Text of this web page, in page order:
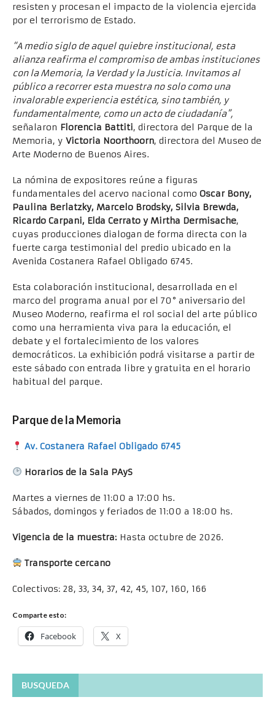
resisten y procesan el impacto de la violencia ejercida
por el terrorismo de Estado.
“A medio siglo de aquel quiebre institucional, esta
alianza reafirma el compromiso de ambas instituciones
con la Memoria, la Verdad y la Justicia. Invitamos al
público a recorrer esta muestra no solo como una
invalorable experiencia estética, sino también, y
fundamentalmente, como un acto de ciudadanía”,
señalaron Florencia Battiti, directora del Parque de la
Memoria, y Victoria Noorthoorn, directora del Museo de
Arte Moderno de Buenos Aires.
La nómina de expositores reúne a figuras
fundamentales del acervo nacional como Oscar Bony,
Paulina Berlatzky, Marcelo Brodsky, Silvia Brewda,
Ricardo Carpani, Elda Cerrato y Mirtha Dermisache,
cuyas producciones dialogan de forma directa con la
fuerte carga testimonial del predio ubicado en la
Avenida Costanera Rafael Obligado 6745.
Esta colaboración institucional, desarrollada en el
marco del programa anual por el 70° aniversario del
Museo Moderno, reafirma el rol social del arte público
como una herramienta viva para la educación, el
debate y el fortalecimiento de los valores
democráticos. La exhibición podrá visitarse a partir de
este sábado con entrada libre y gratuita en el horario
habitual del parque.
Parque de la Memoria
Av. Costanera Rafael Obligado 6745
Horarios de la Sala PAyS
Martes a viernes de 11:00 a 17:00 hs.
Sábados, domingos y feriados de 11:00 a 18:00 hs.
Vigencia de la muestra: Hasta octubre de 2026.
Transporte cercano
Colectivos: 28, 33, 34, 37, 42, 45, 107, 160, 166
Comparte esto:
Facebook X
BUSQUEDA